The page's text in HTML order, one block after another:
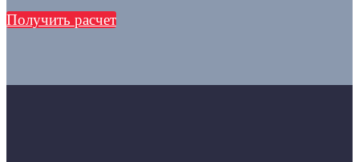
Получить расчет